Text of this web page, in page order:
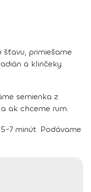
šťavu, primiešame
a klinčeky.
semienka z
ak chceme rum.
7 minút. Podávame